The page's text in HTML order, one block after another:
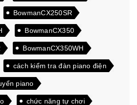
BowmanCX250SR
BowmanCX350
BowmanCX350WH
cách kiểm tra đàn piano điện
piano
chức năng tự chơi